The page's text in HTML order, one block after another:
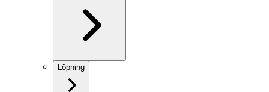
Löpning